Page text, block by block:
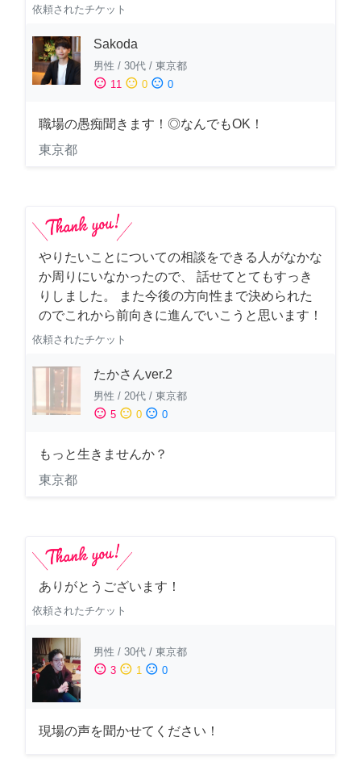
依頼されたチケット
Sakoda
男性 / 30代 / 東京都
sentiment_satisfied 11 sentiment_neutral 0 sentiment_dissatisfied 0
職場の愚痴聞きます！◎なんでもOK！
東京都
やりたいことについての相談をできる人がなかな
か周りにいなかったので、 話せてとてもすっき
りしました。 また今後の方向性まで決められた
のでこれから前向きに進んでいこうと思います！
依頼されたチケット
たかさんver.2
男性 / 20代 / 東京都
sentiment_satisfied 5 sentiment_neutral 0 sentiment_dissatisfied 0
もっと生きませんか？
東京都
ありがとうございます！
依頼されたチケット
男性 / 30代 / 東京都
sentiment_satisfied 3 sentiment_neutral 1 sentiment_dissatisfied 0
現場の声を聞かせてください！